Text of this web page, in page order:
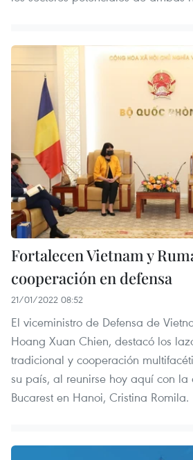
Fortalecen Vietnam y
cooperación en defensa
21/01/2022 08:52
El viceministro de Defensa de
Hoang Xuan Chien, destacó los
tradicional y cooperación
su país, al reunirse hoy aquí con
Bucarest en Hanoi, Cristina Romila.